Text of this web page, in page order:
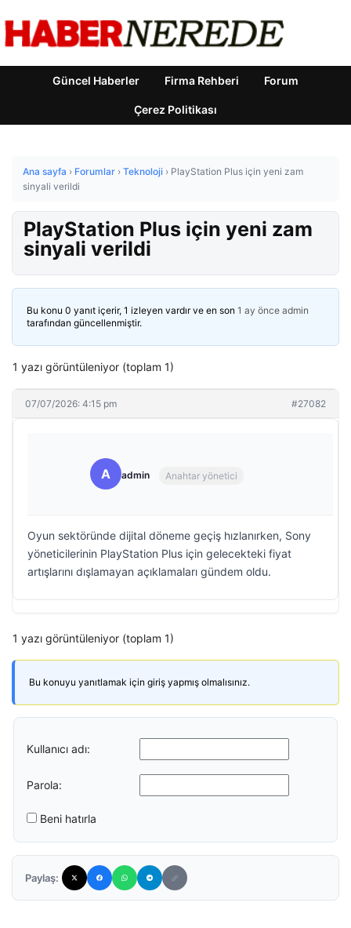
Güncel Haberler Firma Rehberi Forum
Çerez Politikası
Ana sayfa › Forumlar › Teknoloji › PlayStation Plus için yeni zam
sinyali verildi
PlayStation Plus için yeni zam
sinyali verildi
Bu konu 0 yanıt içerir, 1 izleyen vardır ve en son 1 ay önce admin
tarafından güncellenmiştir.
1 yazı görüntüleniyor (toplam 1)
07/07/2026: 4:15 pm #27082
A admin Anahtar yönetici
Oyun sektöründe dijital döneme geçiş hızlanırken, Sony
yöneticilerinin PlayStation Plus için gelecekteki fiyat
artışlarını dışlamayan açıklamaları gündem oldu.
1 yazı görüntüleniyor (toplam 1)
Bu konuyu yanıtlamak için giriş yapmış olmalısınız.
Kullanıcı adı:
Parola:
Beni hatırla
Paylaş: